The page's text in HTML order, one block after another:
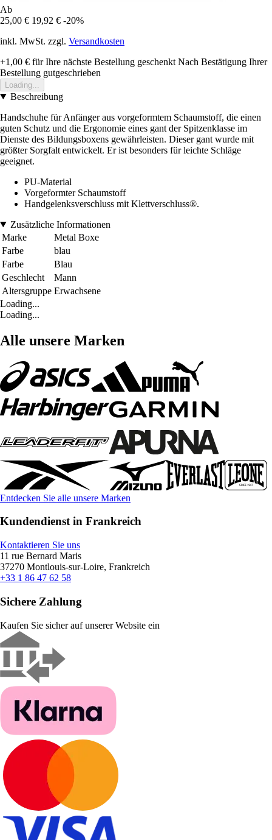
Ab
25,00 € 19,92 € -20%
inkl. MwSt. zzgl. Versandkosten
+1,00 € für Ihre nächste Bestellung geschenkt Nach Bestätigung Ihrer
Bestellung gutgeschrieben
Loading...
Beschreibung
Handschuhe für Anfänger aus vorgeformtem Schaumstoff, die einen
guten Schutz und die Ergonomie eines gant der Spitzenklasse im
Dienste des Bildungsboxens gewährleisten. Dieser gant wurde mit
größter Sorgfalt entwickelt. Er ist besonders für leichte Schläge
geeignet.
PU-Material
Vorgeformter Schaumstoff
Handgelenksverschluss mit Klettverschluss®.
Zusätzliche Informationen
Marke
Metal Boxe
Farbe
blau
Farbe
Blau
Geschlecht
Mann
Altersgruppe Erwachsene
Loading...
Loading...
Alle unsere Marken
Entdecken Sie alle unsere Marken
Kundendienst in Frankreich
Kontaktieren Sie uns
11 rue Bernard Maris
37270 Montlouis-sur-Loire, Frankreich
+33 1 86 47 62 58
Sichere Zahlung
Kaufen Sie sicher auf unserer Website ein